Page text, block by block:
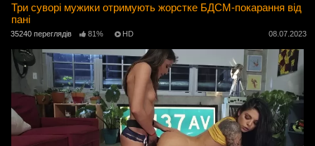
Три суворі мужики отримують жорстке БДСМ-покарання від
пані
35240 переглядів 81% HD 08.07.2023